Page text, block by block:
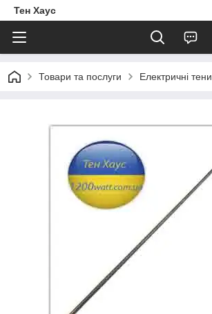
Тен Хаус
Товари та послуги Електричні тени